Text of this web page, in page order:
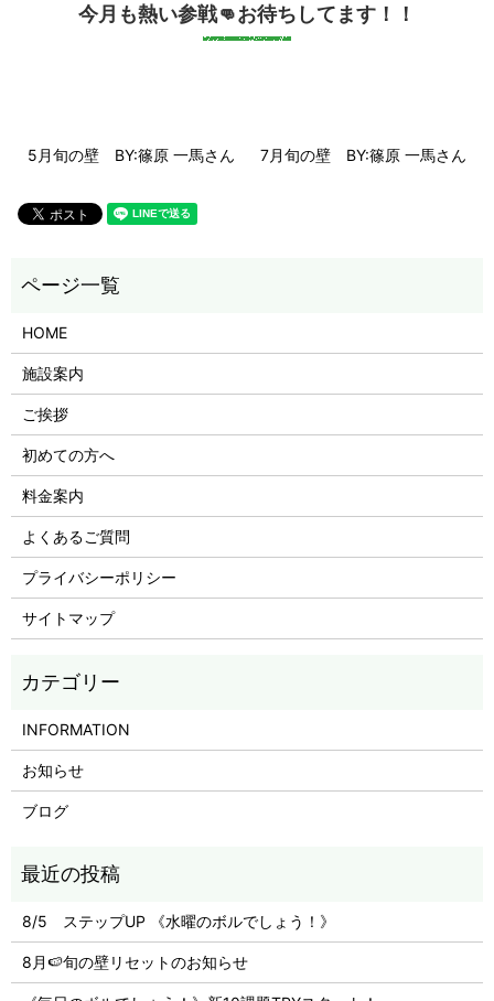
今月も熱い参戦👊お待ちしてます！！
5月旬の壁 BY:篠原 一馬さん 7月旬の壁 BY:篠原 一馬さん
HOME
施設案内
ご挨拶
初めての方へ
料金案内
よくあるご質問
プライバシーポリシー
サイトマップ
INFORMATION
お知らせ
ブログ
8/5 ステップUP 《水曜のボルでしょう！》
8月🍉旬の壁リセットのお知らせ